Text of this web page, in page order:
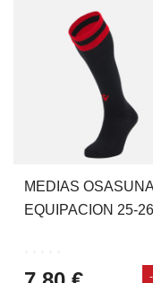
MEDIAS
EQUIPACION 25-